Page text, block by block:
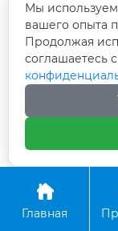
Европы
установка и
высокую
технологий
также

Главная
Мы
вашего опыта
Продолжая
соглашаетесь